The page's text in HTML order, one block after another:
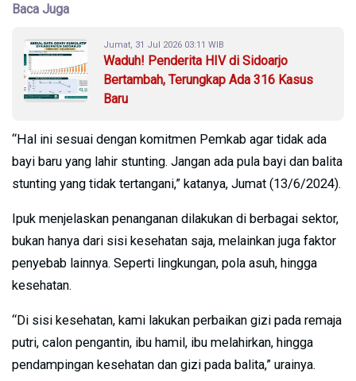
Baca Juga
Jumat, 31 Jul 2026 03:11 WIB
Waduh! Penderita HIV di Sidoarjo
Bertambah, Terungkap Ada 316 Kasus
Baru
“Hal ini sesuai dengan komitmen Pemkab agar tidak ada
bayi baru yang lahir stunting. Jangan ada pula bayi dan balita
stunting yang tidak tertangani,” katanya, Jumat (13/6/2024).
Ipuk menjelaskan penanganan dilakukan di berbagai sektor,
bukan hanya dari sisi kesehatan saja, melainkan juga faktor
penyebab lainnya. Seperti lingkungan, pola asuh, hingga
kesehatan.
“Di sisi kesehatan, kami lakukan perbaikan gizi pada remaja
putri, calon pengantin, ibu hamil, ibu melahirkan, hingga
pendampingan kesehatan dan gizi pada balita,” urainya.